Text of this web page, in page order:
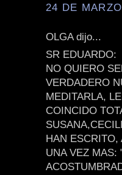
24 DE
OLGA dijo...
SR EDUARDO:
NO QUIERO
VERDADERO
MEDITARLA,
COINCIDO
HAN ESCRITO,
UNA VEZ MAS: